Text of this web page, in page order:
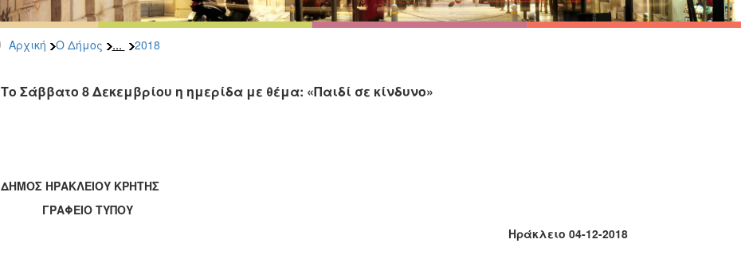
Αρχική Ο Δήμος ... 2018
Το Σάββατο 8 Δεκεμβρίου η ημερίδα με θέμα: «Παιδί σε κίνδυνο»
ΔΗΜΟΣ ΗΡΑΚΛΕΙΟΥ ΚΡΗΤΗΣ
ΓΡΑΦΕΙΟ ΤΥΠΟΥ
Ηράκλειο 04-12-2018